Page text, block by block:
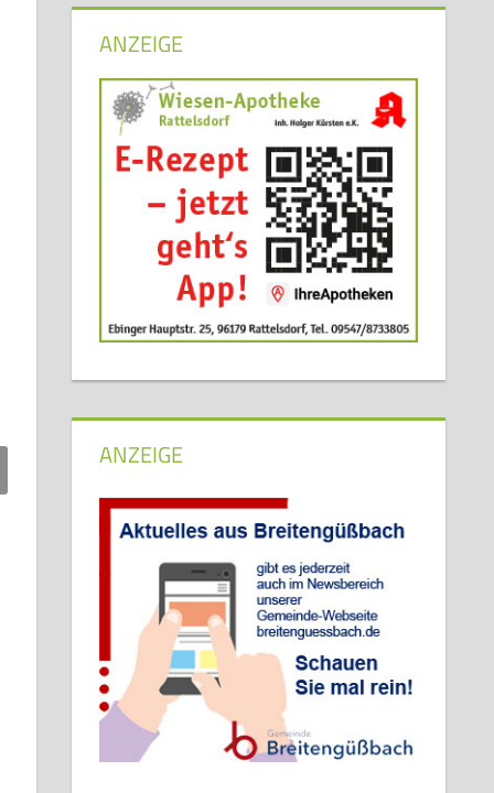
ANZEIGE
ANZEIGE